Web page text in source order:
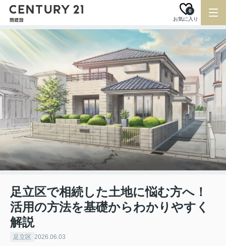
お気に入り
0
足立区で相続した土地に悩む方へ！
活用の方法を基礎からわかりやすく
解説
足立区 2026.06.03